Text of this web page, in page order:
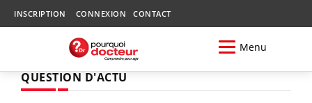
INSCRIPTION CONNEXION CONTACT
Menu
QUESTION D'ACTU